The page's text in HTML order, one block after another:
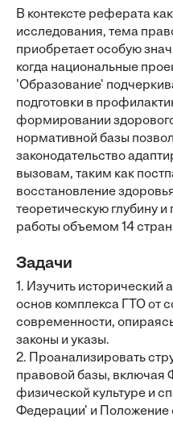
В контексте реферата
исследования, тема
приобретает особую
когда национальные
'Образование'
подготовки в
формировании
нормативной базы
законодательство
вызовам, таким как
восстановление
теоретическую глубину
работы объемом 14
Задачи
1. Изучить исторический
основ комплекса ГТО от
современности,
законы и указы.
2. Проанализировать
правовой базы, включая
физической культуре и
Федерации' и Положение